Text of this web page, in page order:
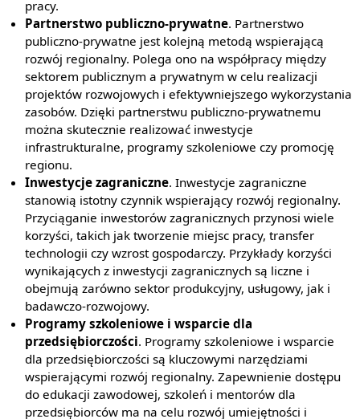
pracy.
Partnerstwo publiczno-prywatne. Partnerstwo
publiczno-prywatne jest kolejną metodą wspierającą
rozwój regionalny. Polega ono na współpracy między
sektorem publicznym a prywatnym w celu realizacji
projektów rozwojowych i efektywniejszego wykorzystania
zasobów. Dzięki partnerstwu publiczno-prywatnemu
można skutecznie realizować inwestycje
infrastrukturalne, programy szkoleniowe czy promocję
regionu.
Inwestycje zagraniczne. Inwestycje zagraniczne
stanowią istotny czynnik wspierający rozwój regionalny.
Przyciąganie inwestorów zagranicznych przynosi wiele
korzyści, takich jak tworzenie miejsc pracy, transfer
technologii czy wzrost gospodarczy. Przykłady korzyści
wynikających z inwestycji zagranicznych są liczne i
obejmują zarówno sektor produkcyjny, usługowy, jak i
badawczo-rozwojowy.
Programy szkoleniowe i wsparcie dla
przedsiębiorczości. Programy szkoleniowe i wsparcie
dla przedsiębiorczości są kluczowymi narzędziami
wspierającymi rozwój regionalny. Zapewnienie dostępu
do edukacji zawodowej, szkoleń i mentorów dla
przedsiębiorców ma na celu rozwój umiejętności i